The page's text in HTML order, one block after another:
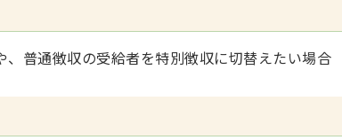
普通徴収の受給者を特別徴収に切替えたい場合